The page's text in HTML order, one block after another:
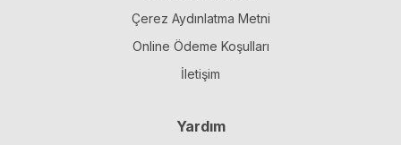
Çerez Aydınlatma Metni
Online Ödeme Koşulları
İletişim
Yardım